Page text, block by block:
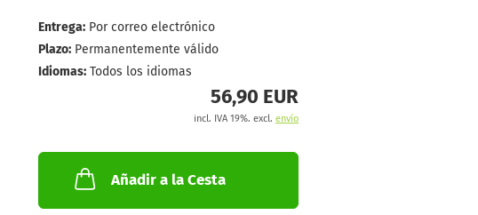
Entrega: Por correo electrónico
Plazo: Permanentemente válido
Idiomas: Todos los idiomas
56,90 EUR
incl. IVA 19%. excl. envío
Añadir a la Cesta